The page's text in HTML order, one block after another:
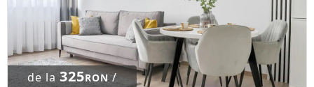
de la325RON /